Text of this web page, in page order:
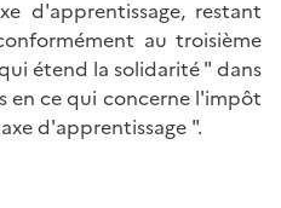
d'apprentissage, restant
au troisième
étend la solidarité " dans
en ce qui concerne l'impôt
d'apprentissage ".